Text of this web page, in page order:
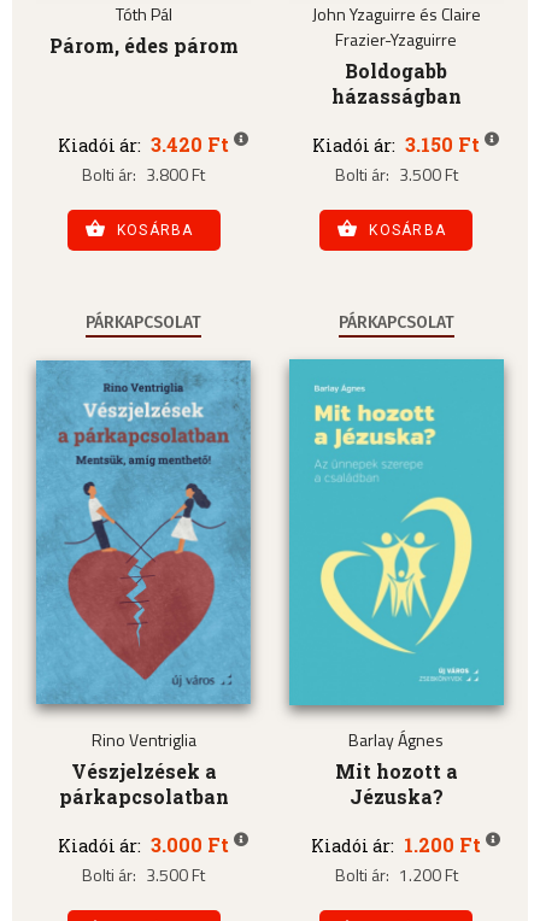
Tóth Pál
Párom, édes párom
Kiadói ár: 3.420 Ft
Bolti ár: 3.800 Ft
KOSÁRBA
John Yzaguirre és Claire
Frazier-Yzaguirre
Boldogabb
házasságban
Kiadói ár: 3.150 Ft
Bolti ár: 3.500 Ft
KOSÁRBA
PÁRKAPCSOLAT
Rino Ventriglia
Vészjelzések a
párkapcsolatban
Kiadói ár: 3.000 Ft
Bolti ár: 3.500 Ft
PÁRKAPCSOLAT
Barlay Ágnes
Mit hozott a
Jézuska?
Kiadói ár: 1.200 Ft
Bolti ár: 1.200 Ft